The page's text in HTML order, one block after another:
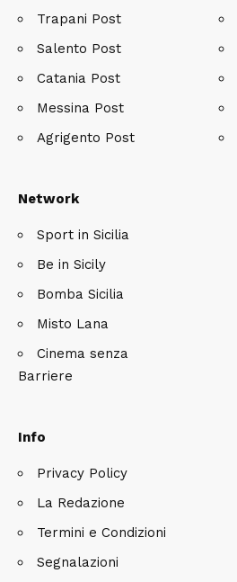
Trapani Post
Salento Post
Catania Post
Messina Post
Agrigento Post
Network
Sport in Sicilia
Be in Sicily
Bomba Sicilia
Misto Lana
Cinema senza
Barriere
Info
Privacy Policy
La Redazione
Termini e Condizioni
Segnalazioni